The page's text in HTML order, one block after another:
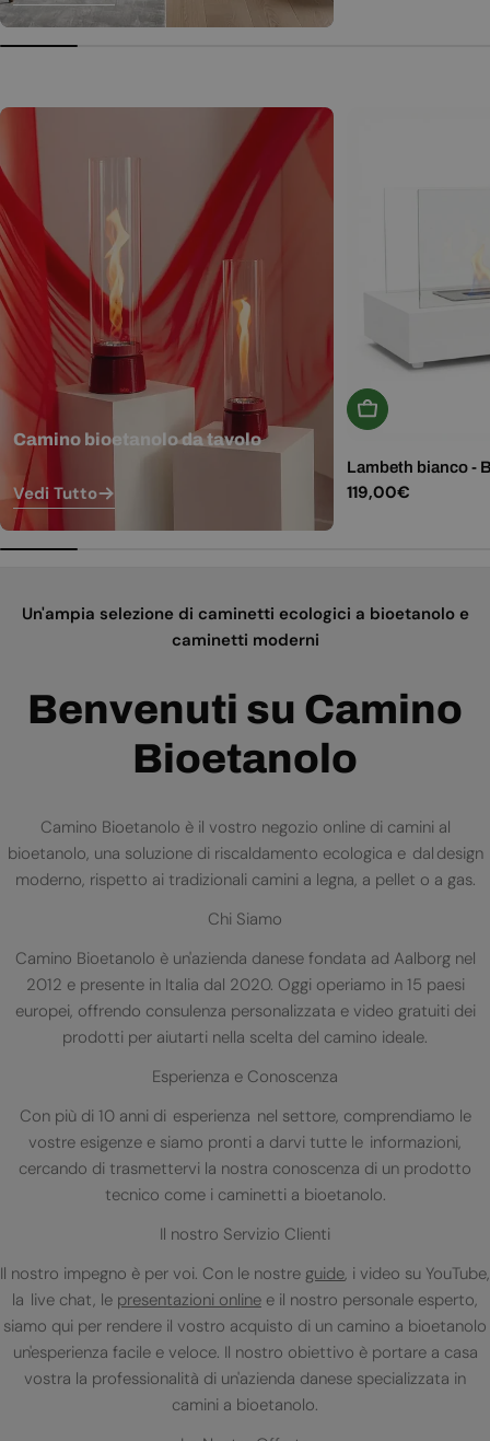
Camino bioetanolo da tavolo
Vedi Tutto
Aggiungi Al
Lambeth bianco -
Prezzo
119,00€
Un'ampia selezione di caminetti ecologici a bioetanolo e
caminetti moderni
Benvenuti su Camino
Bioetanolo
Camino Bioetanolo è il vostro negozio online di camini al
bioetanolo, una soluzione di riscaldamento ecologica e dal design
moderno, rispetto ai tradizionali camini a legna, a pellet o a gas.
Chi Siamo
Camino Bioetanolo è un'azienda danese fondata ad Aalborg nel
2012 e presente in Italia dal 2020. Oggi operiamo in 15 paesi
europei, offrendo consulenza personalizzata e video gratuiti dei
prodotti per aiutarti nella scelta del camino ideale.
Esperienza e Conoscenza
Con più di 10 anni di esperienza nel settore, comprendiamo le
vostre esigenze e siamo pronti a darvi tutte le informazioni,
cercando di trasmettervi la nostra conoscenza di un prodotto
tecnico come i caminetti a bioetanolo.
Il nostro Servizio Clienti
Il nostro impegno è per voi. Con le nostre guide, i video su YouTube,
la live chat, le presentazioni online e il nostro personale esperto,
siamo qui per rendere il vostro acquisto di un camino a bioetanolo
un'esperienza facile e veloce. Il nostro obiettivo è portare a casa
vostra la professionalità di un'azienda danese specializzata in
camini a bioetanolo.